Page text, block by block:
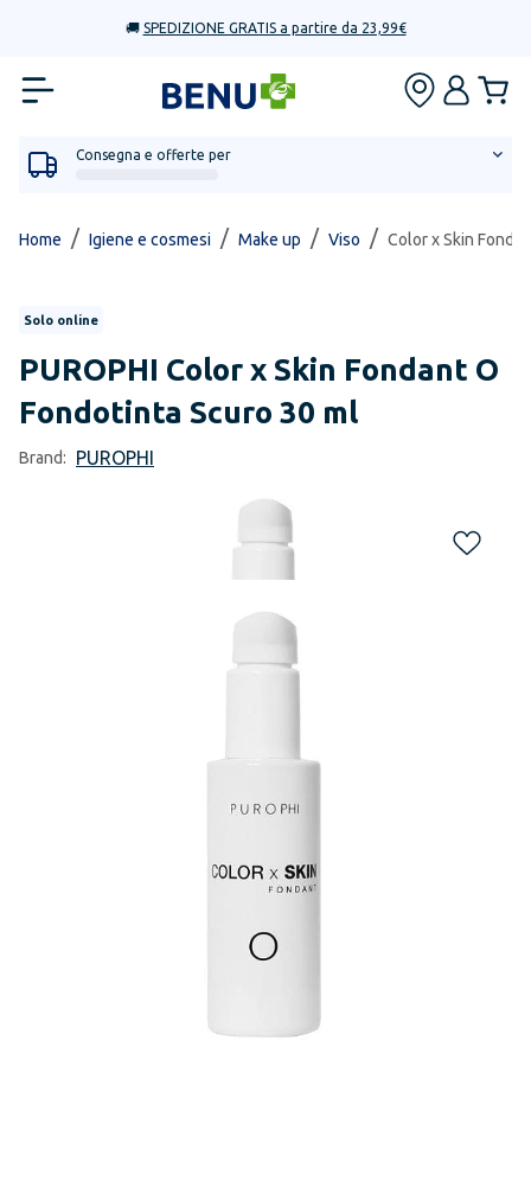
🚚 SPEDIZIONE GRATIS a partire da 23,99€
Consegna e offerte per
Home / Igiene e cosmesi / Make up / Viso / Color x Skin
Solo online
PUROPHI Color x Skin Fondant O
Fondotinta Scuro 30 ml
Brand: PUROPHI